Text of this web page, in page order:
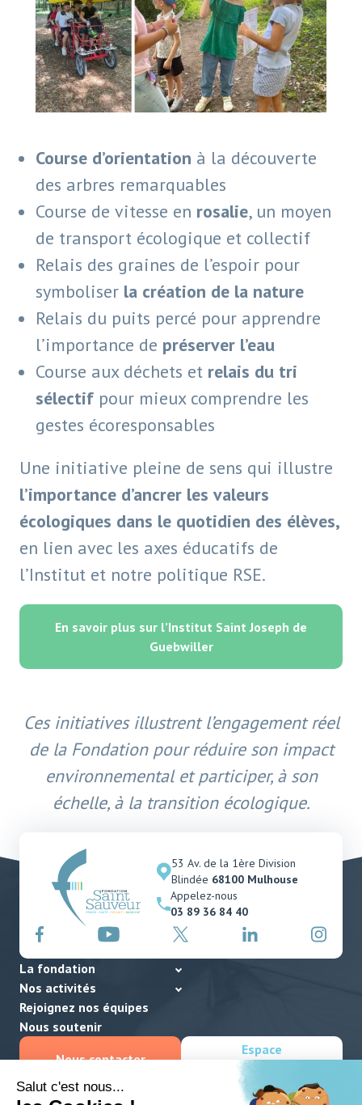
Course d’orientation à la découverte
des arbres remarquables
Course de vitesse en rosalie, un moyen
de transport écologique et collectif
Relais des graines de l’espoir pour
symboliser la création de la nature
Relais du puits percé pour apprendre
l’importance de préserver l’eau
Course aux déchets et relais du tri
sélectif pour mieux comprendre les
gestes écoresponsables
Une initiative pleine de sens qui illustre
l’importance d’ancrer les valeurs
écologiques dans le quotidien des élèves,
en lien avec les axes éducatifs de
l’Institut et notre politique RSE.
En savoir plus sur l’Institut Saint Joseph de
Guebwiller
Ces initiatives illustrent l’engagement réel
de la Fondation pour réduire son impact
environnemental et participer, à son
échelle, à la transition écologique.
53 Av. de la 1ère Division
Blindée 68100 Mulhouse
Appelez-nous
03 89 36 84 40
La fondation
Nos activités
Rejoignez nos équipes
Nous soutenir
Nous contacter
Espace
collaborateurs